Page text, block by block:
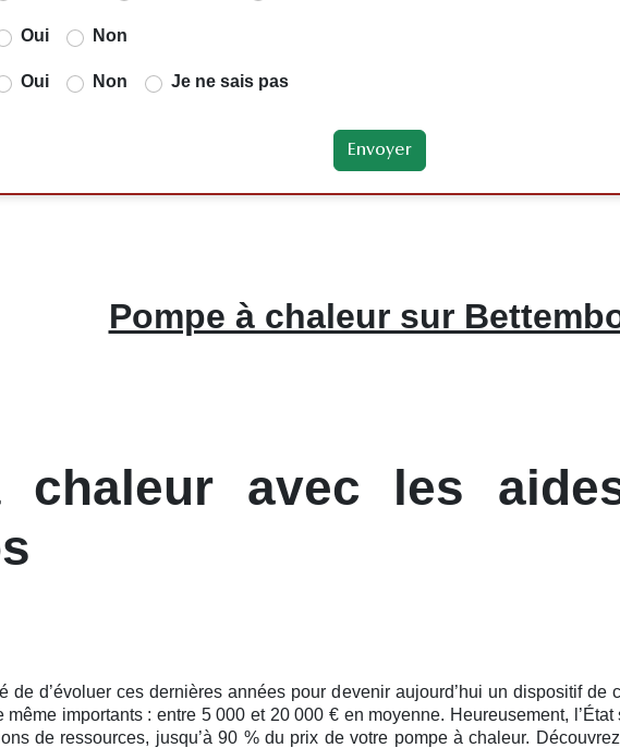
Oui Non
Oui Non Je ne sais pas
Pompe à chaleur sur
chaleur avec les
de d’évoluer cesdernières années pour devenir aujourd’hui un dispositif de
importants : entre 5 000 et 20 000 € en moyenne. Heureusement,
de ressources, jusqu’à 90 % du prix de votre pompe à chaleur.